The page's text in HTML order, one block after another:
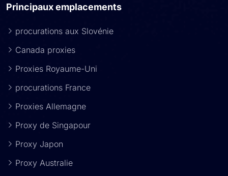
Principaux emplacements
procurations aux Slovénie
Canada proxies
Proxies Royaume-Uni
procurations France
Proxies Allemagne
Proxy de Singapour
Proxy Japon
Proxy Australie